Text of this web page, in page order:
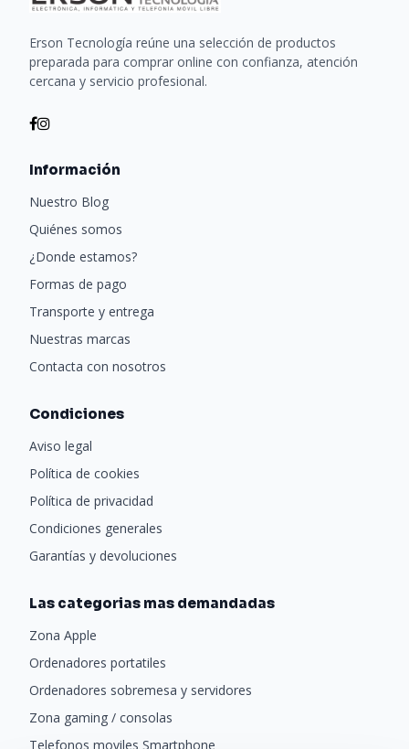
Erson Tecnología reúne una selección de productos
preparada para comprar online con confianza, atención
cercana y servicio profesional.
Información
Nuestro Blog
Quiénes somos
¿Donde estamos?
Formas de pago
Transporte y entrega
Nuestras marcas
Contacta con nosotros
Condiciones
Aviso legal
Política de cookies
Política de privacidad
Condiciones generales
Garantías y devoluciones
Las categorias mas demandadas
Zona Apple
Ordenadores portatiles
Ordenadores sobremesa y servidores
Zona gaming / consolas
Telefonos moviles Smartphone